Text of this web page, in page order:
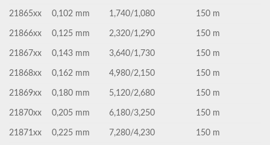
21865xx 0,102 mm 1,740/1,080 150 m
21866xx 0,125 mm 2,320/1,290 150 m
21867xx 0,143 mm 3,640/1,730 150 m
21868xx 0,162 mm 4,980/2,150 150 m
21869xx 0,180 mm 5,120/2,680 150 m
21870xx 0,205 mm 6,180/3,250 150 m
21871xx 0,225 mm 7,280/4,230 150 m